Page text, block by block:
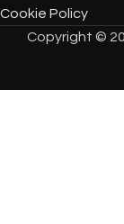
Cookie Policy
Copyright ©